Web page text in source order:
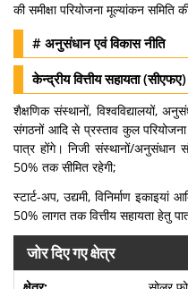
की समीक्षा परियोजना मूल्यांकन समिति
# अनुसंधान एवं विकास नीति
केन्द्रीय वित्तीय सहायता (सीएफए)
शैक्षणिक संस्थानों, विश्वविद्यालयों,
संगठनों आदि से प्रस्ताव कुल
पात्र होंगे। निजी संस्थानों/अनुसंधान
50% तक सीमित रहेगी;
स्टार्ट-अप, उद्यमी, विनिर्माण इकाइयां
50% लागत तक वित्तीय सहायता हेतु
जोर दिए गए क्षेत्र